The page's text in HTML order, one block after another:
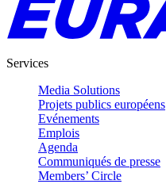
Services
Media Solutions
Projets publics européens
Evénements
Emplois
Agenda
Communiqués de presse
Members’ Circle